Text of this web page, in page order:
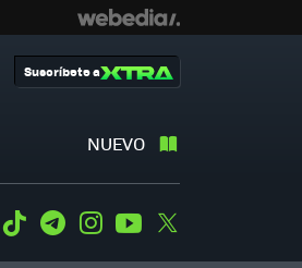
NUEVO
Suscríbete a
WhatsApp
Tiktok TelegramInstagramYoutube